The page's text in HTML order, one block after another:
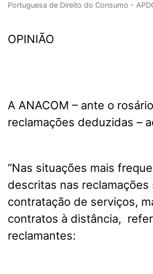
Portuguesa de Direito do Consumo -
OPINIÃO
A ANACOM – ante o
reclamações deduzidas –
“Nas situações mais
descritas nas reclamações
contratação de serviços,
contratos à distância,
reclamantes: